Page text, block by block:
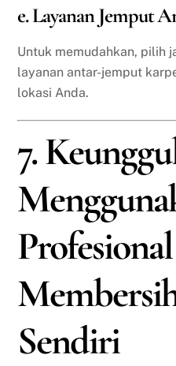
e. Layanan Jemput
Untuk memudahkan, pilih
layanan antar-jemput
lokasi Anda.
7.
Sendiri